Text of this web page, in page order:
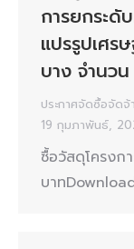
การยกระดั
แปรรูปเศร
บาง จำนวน
ประกาศจัดซื้อจัดจ้
19 กุมภาพันธ์,
ซื้อวัสดุโครง
บาท